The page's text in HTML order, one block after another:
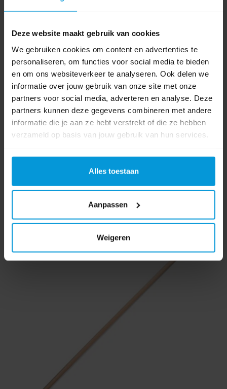
Deze website maakt gebruik van cookies
We gebruiken cookies om content en advertenties te
personaliseren, om functies voor social media te bieden
en om ons websiteverkeer te analyseren. Ook delen we
informatie over jouw gebruik van onze site met onze
partners voor social media, adverteren en analyse. Deze
partners kunnen deze gegevens combineren met andere
informatie die je aan ze hebt verstrekt of die ze hebben
verzameld op basis van jouw gebruik van hun services.
Alles toestaan
Aanpassen
Weigeren
10120119
Lengte:
150 cm
Materiaal:
Soort steel:
Bezemsteel
€4,71
Direct leverbaar